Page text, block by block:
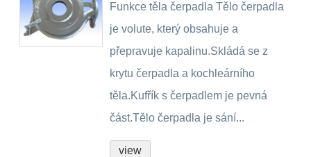
Funkce těla čerpadla Tělo čerpadla
je volute, který obsahuje a
přepravuje kapalinu.Skládá se z
krytu čerpadla a kochleárního
těla.Kufřík s čerpadlem je pevná
část.Tělo čerpadla je sání...
view